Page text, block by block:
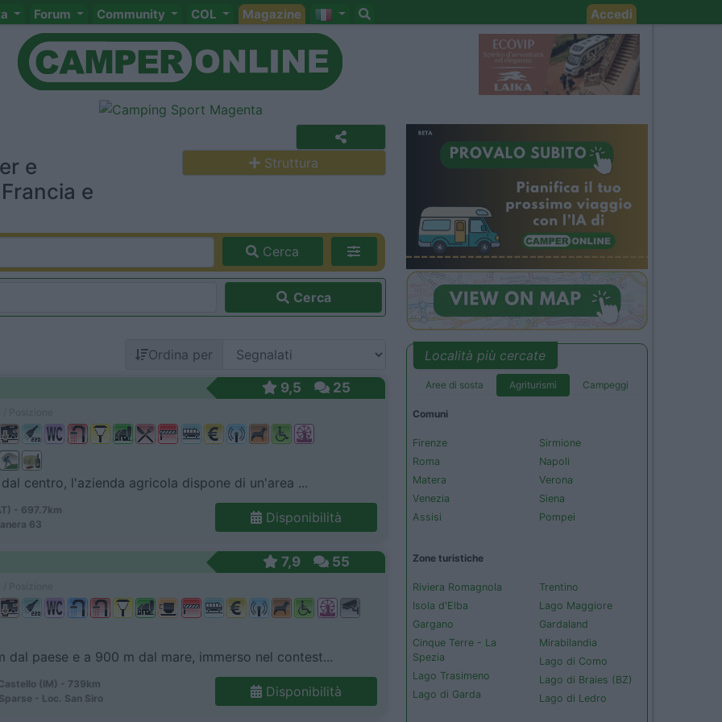
Forum Community COL Magazine Accedi
e
e
Struttura
Cerca
Cerca
Ordina per
9,5 25
centro, l'azienda agricola dispone di un'area ...
- 697.7km
63
Disponibilità
7,9 55
dal paese e a 900 m dal mare, immerso nel contest...
(IM) - 739km
- Loc. San Siro
Disponibilità
Località più cercate
Aree di sosta Agriturismi Campeggi
Comuni
Firenze
Roma
Matera
Venezia
Assisi
Sirmione
Napoli
Verona
Siena
Pompei
Zone turistiche
Riviera Romagnola
Isola d'Elba
Gargano
Cinque Terre - La
Spezia
Lago Trasimeno
Lago di Garda
Trentino
Lago Maggiore
Gardaland
Mirabilandia
Lago di Como
Lago di Braies (BZ)
Lago di Ledro